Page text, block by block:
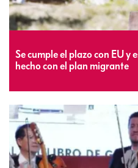
Se cumple el plazo con EU y
hecho con el plan migrante